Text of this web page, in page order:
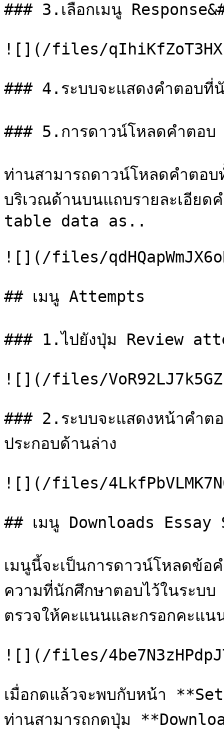
### 3.เลือกเมนู
![](/files/
### 4.ระบบจะแสดงคำตอบที่
### 5.การดาวน์โหลดคำตอบ
ท่านสามารถดาวน์โหลดคำตอ
บริเวณด้านบนแถบรายละเอีย
table data as..
![](/files/
## เมนู Attempts
### 1.ไปยังปุ่ม Review
![](/files/
### 2.ระบบจะแสดงหน้าคำต
ประกอบด้านล่าง
![](/files/
## เมนู Downloads Essay
เมนูนี้จะเป็นการดาวน์โหลดข้
ความที่นักศึกษาตอบไว้ในระบ
ตรวจให้คะแนนและกรอกคะแน
![](/files/
เมื่อกดแล้วจะพบกับหน้า
ท่านสามารถกดปุ่ม